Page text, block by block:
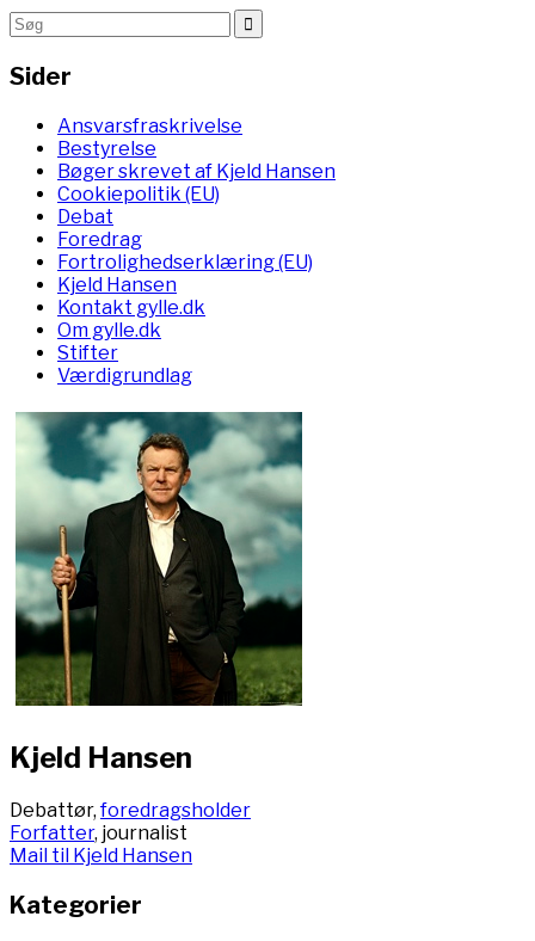
Sider
Ansvarsfraskrivelse
Bestyrelse
Bøger skrevet af Kjeld Hansen
Cookiepolitik (EU)
Debat
Foredrag
Fortrolighedserklæring (EU)
Kjeld Hansen
Kontakt gylle.dk
Om gylle.dk
Stifter
Værdigrundlag
Kjeld Hansen
Debattør,foredragsholder
Forfatter, journalist
Mail til Kjeld Hansen
Kategorier